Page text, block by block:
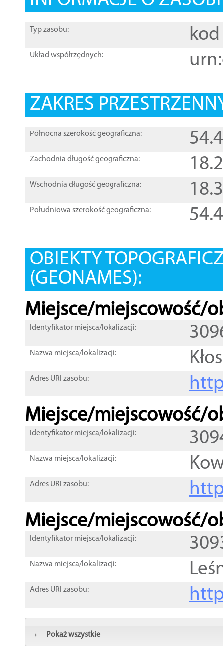
Typ zasobu: kod
Układ współrzędnych:
ZAKRES
Północna szerokość geograficzna:
Zachodnia długość geograficzna:
Wschodnia długość geograficzna:
Południowa szerokość geograficzna:
OBIEKTY
(GEONAMES):
Miejsce/miejscowość/
Identyfikator miejsca/lokalizacji:
Nazwa miejsca/lokalizacji:
Adres URI zasobu:
Miejsce/miejscowość/
Identyfikator miejsca/lokalizacji:
Nazwa miejsca/lokalizacji:
Adres URI zasobu:
Miejsce/miejscowość/
Identyfikator miejsca/lokalizacji:
Nazwa miejsca/lokalizacji:
Adres URI zasobu:
Pokaż wszystkie